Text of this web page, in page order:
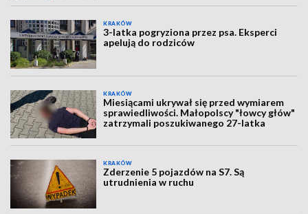
KRAKÓW
3-latka pogryziona przez psa. Eksperci
apelują do rodziców
KRAKÓW
Miesiącami ukrywał się przed wymiarem
sprawiedliwości. Małopolscy "łowcy głów"
zatrzymali poszukiwanego 27-latka
KRAKÓW
Zderzenie 5 pojazdów na S7. Są
utrudnienia w ruchu